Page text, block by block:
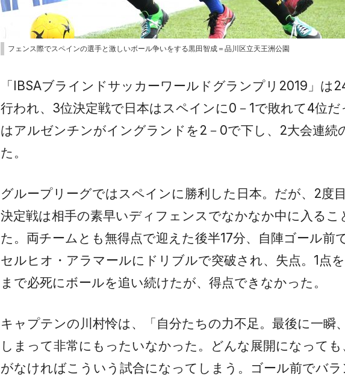
フェンス際でスペインの選手と激しいボール争いをする黒田智成＝品川区立天王洲公園
「IBSAブラインドサッカーワールドグランプリ2019」は
行われ、3位決定戦で日本はスペインに0－1で敗れて4位
はアルゼンチンがイングランドを2－0で下し、2大会連続
た。
グループリーグではスペインに勝利した日本。だが、2度
決定戦は相手の素早いディフェンスでなかなか中に入るこ
た。両チームとも無得点で迎えた後半17分、自陣ゴール前
セルヒオ・アラマールにドリブルで突破され、失点。1点
まで必死にボールを追い続けたが、得点できなかった。
キャプテンの川村怜は、「自分たちの力不足。最後に一瞬
しまって非常にもったいなかった。どんな展開になっても
がなければこういう試合になってしまう。ゴール前でバ